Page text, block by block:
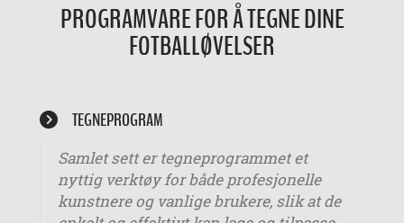
PROGRAMVARE FOR Å TEGNE DINE
FOTBALLØVELSER
TEGNEPROGRAM
Samlet sett er tegneprogrammet et
nyttig verktøy for både profesjonelle
kunstnere og vanlige brukere, slik at de